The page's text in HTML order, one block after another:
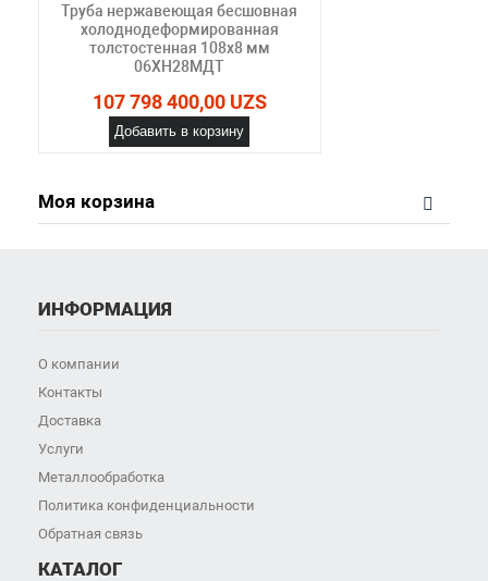
Труба нержавеющая бесшовная
холоднодеформированная
толстостенная 108х8 мм
06ХН28МДТ
107 798 400,00 UZS
Добавить в корзину
Моя корзина
ИНФОРМАЦИЯ
О компании
Контакты
Доставка
Услуги
Металлообработка
Политика конфиденциальности
Обратная связь
КАТАЛОГ